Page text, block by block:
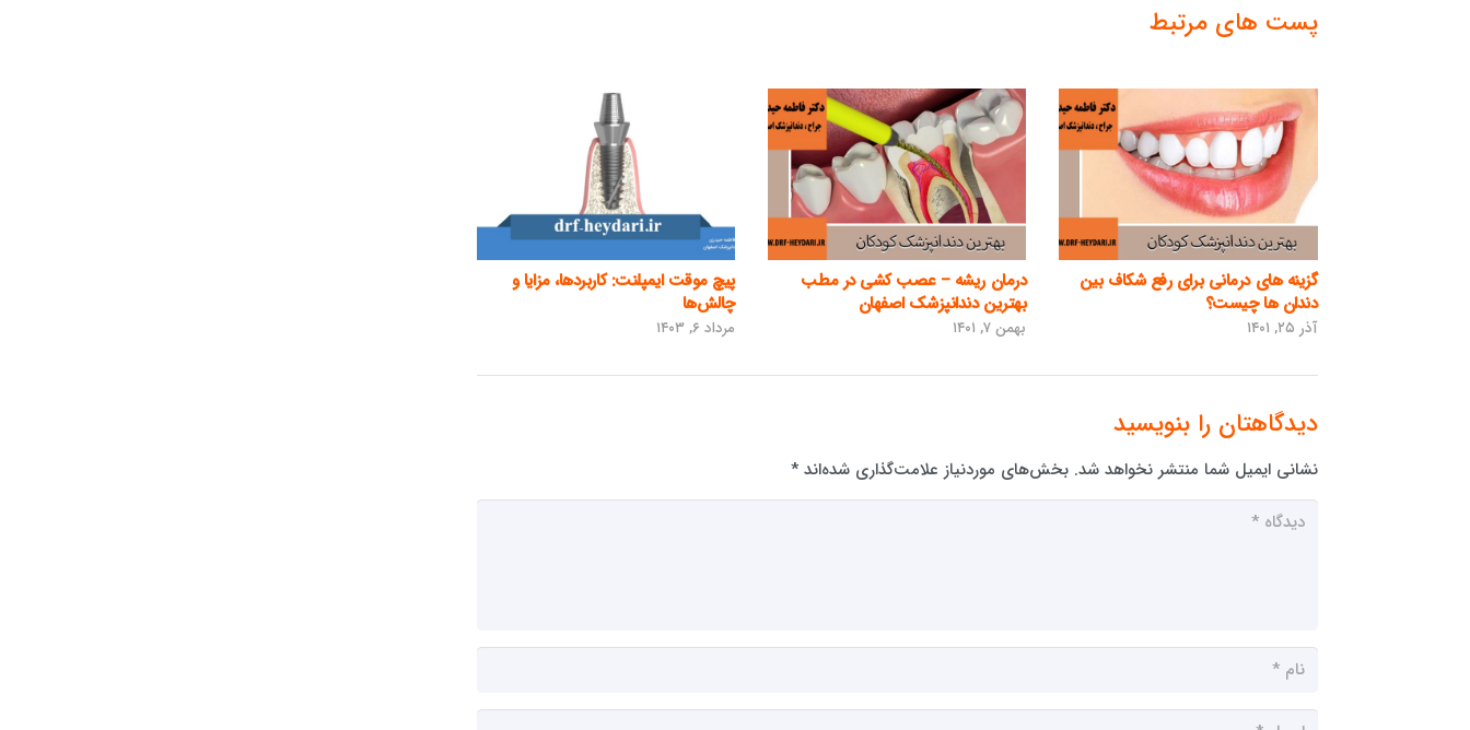
پست های مرتبط
گزینه های درمانی برای رفع شکاف بین
دندان ها چیست؟
آذر ۲۵, ۱۴۰۱
درمان ریشه – عصب کشی در مطب
بهترین دندانپزشک اصفهان
بهمن ۷, ۱۴۰۱
پیچ موقت ایمپلنت: کاربردها، مزایا و
چالش‌ها
مرداد ۶, ۱۴۰۳
دیدگاهتان را بنویسید
نشانی ایمیل شما منتشر نخواهد شد. بخش‌های موردنیاز علامت‌گذاری شده‌اند*